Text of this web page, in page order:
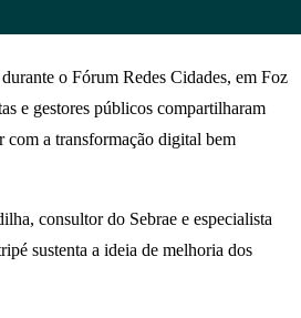
o Fórum Redes Cidades, em Foz
e gestores públicos compartilharam
com a transformação digital bem
consultor do Sebrae e especialista
sustenta a ideia de melhoria dos